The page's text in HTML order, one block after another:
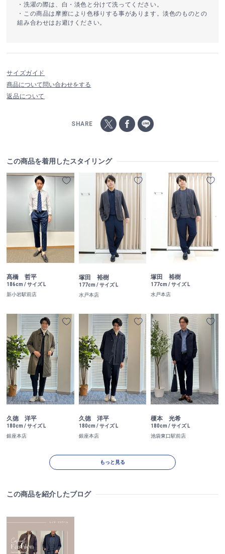
・洗濯の際は、白・淡色と分けて洗ってください。
・この商品は摩擦により色移りする事があります。淡色のものとの
組み合わせはお避けください。
サイズガイド
商品について問い合わせをする
返品について
SHARE
この商品を着用したスタイリング
髙橋 哲平
186cm / サイズ L
新小岩駅前店
塚田 裕樹
177cm / サイズ L
水戸本店
塚田 裕樹
177cm / サイズ L
水戸本店
久徳 洋平
180cm / サイズ L
銀座本店
久徳 洋平
180cm / サイズ L
銀座本店
榎本 光希
180cm / サイズ L
池袋東口駅前店
もっと見る
この商品を紹介したブログ